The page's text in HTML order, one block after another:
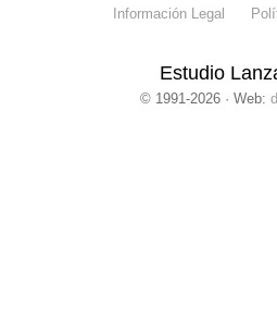
Información Legal
Estudio
© 1991-2026 · Web: